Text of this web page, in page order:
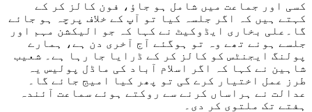
کسی اور جماعت میں شامل ہو جاؤ، فون کالز کر کے
کہتے ہیں کہ اگر جلسہ کیا تو آپ کے خلاف پرچہ ہو جائے
گا۔علی بخاری ایڈوکیٹ نے کہا کہ جو الیکشن مہم اور
جلسے ہونے تھے وہ تو ہوگئے آج آخری دن ہے، ہمارے
پولنگ ایجنٹس کو کالز کر کے ڈرایا جا رہا ہے۔ شعیب
شاہین نے کہا کہ اگر اسلام آباد کی ماڈل پولیس یہ
طرز عمل اختیار کرے گی تو پھر کیا امیج جائے گا۔
عدالت نے ہراساں کرنے سے روکتے ہوئے سماعت آئندہ
ہفتے تک ملتوی کر دی۔